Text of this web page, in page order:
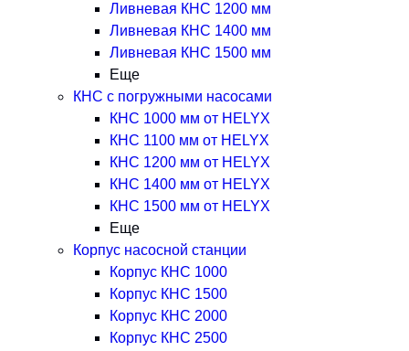
Ливневая КНС 1200 мм
Ливневая КНС 1400 мм
Ливневая КНС 1500 мм
Еще
КНС с погружными насосами
КНС 1000 мм от HELYX
КНС 1100 мм от HELYX
КНС 1200 мм от HELYX
КНС 1400 мм от HELYX
КНС 1500 мм от HELYX
Еще
Корпус насосной станции
Корпус КНС 1000
Корпус КНС 1500
Корпус КНС 2000
Корпус КНС 2500